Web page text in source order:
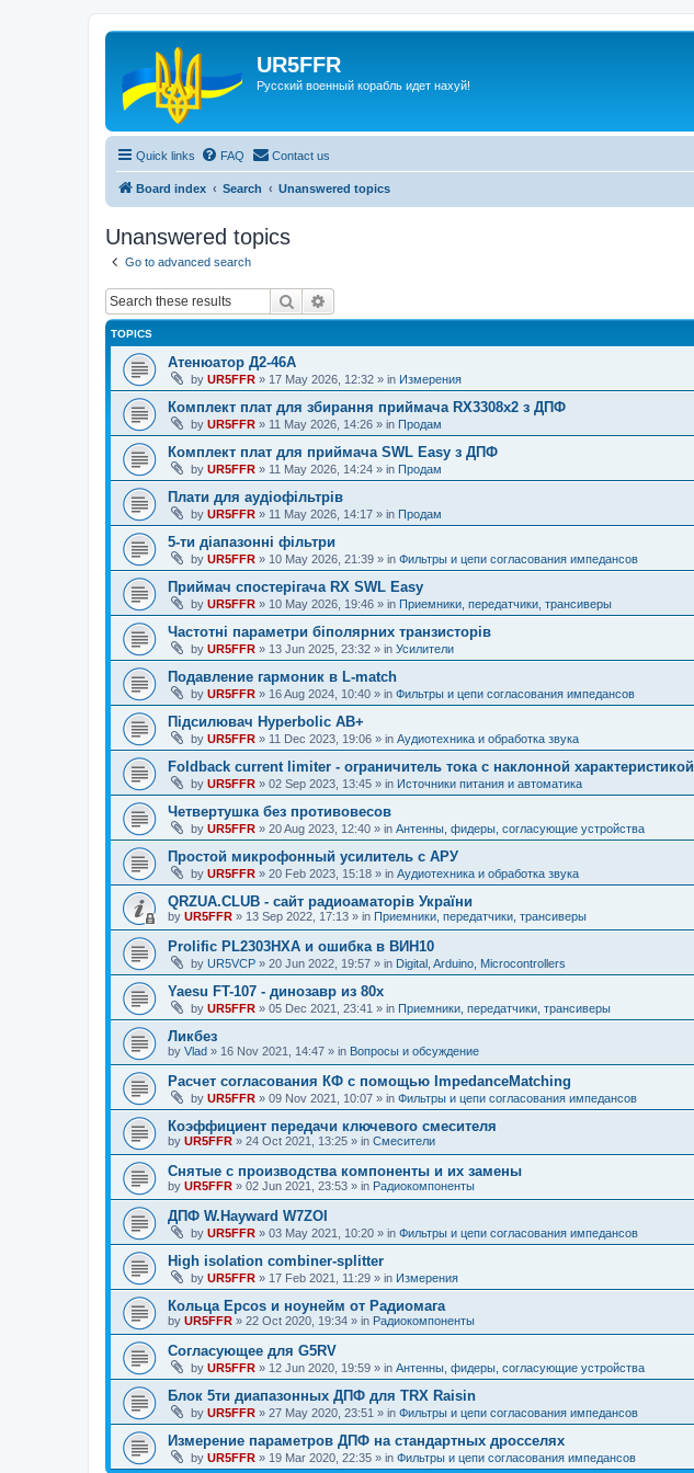
UR5FFR
Русский военный корабль идет нахуй!
Quick links FAQ Contact us
Board index Search Unanswered topics
Unanswered topics
Go to advanced search
Search
TOPICS
Атенюатор Д2-46А
by UR5FFR » 17 May 2026, 12:32 » in Измерения
Комплект плат для збирання приймача RX3308x2 з ДПФ
by UR5FFR » 11 May 2026, 14:26 » in Продам
Комплект плат для приймача SWL Easy з ДПФ
by UR5FFR » 11 May 2026, 14:24 » in Продам
Плати для аудіофільтрів
by UR5FFR » 11 May 2026, 14:17 » in Продам
5-ти діапазонні фільтри
by UR5FFR » 10 May 2026, 21:39 » in Фильтры и цепи согласования импедансов
Приймач спостерігача RX SWL Easy
by UR5FFR » 10 May 2026, 19:46 » in Приемники, передатчики, трансиверы
Частотні параметри біполярних транзисторів
by UR5FFR » 13 Jun 2025, 23:32 » in Усилители
Подавление гармоник в L-match
by UR5FFR » 16 Aug 2024, 10:40 » in Фильтры и цепи согласования импедансов
Підсилювач Hyperbolic AB+
by UR5FFR » 11 Dec 2023, 19:06 » in Аудиотехника и обработка звука
Foldback current limiter - ограничитель тока с наклонной характеристикой
by UR5FFR » 02 Sep 2023, 13:45 » in Источники питания и автоматика
Четвертушка без противовесов
by UR5FFR » 20 Aug 2023, 12:40 » in Антенны, фидеры, согласующие устройства
Простой микрофонный усилитель с АРУ
by UR5FFR » 20 Feb 2023, 15:18 » in Аудиотехника и обработка звука
QRZUA.CLUB - сайт радиоаматорів України
by UR5FFR » 13 Sep 2022, 17:13 » in Приемники, передатчики, трансиверы
Prolific PL2303HXA и ошибка в ВИН10
by UR5VCP » 20 Jun 2022, 19:57 » in Digital, Arduino, Microcontrollers
Yaesu FT-107 - динозавр из 80х
by UR5FFR » 05 Dec 2021, 23:41 » in Приемники, передатчики, трансиверы
Ликбез
by Vlad » 16 Nov 2021, 14:47 » in Вопросы и обсуждение
Расчет согласования КФ с помощью ImpedanceMatching
by UR5FFR » 09 Nov 2021, 10:07 » in Фильтры и цепи согласования импедансов
Коэффициент передачи ключевого смесителя
by UR5FFR » 24 Oct 2021, 13:25 » in Смесители
Снятые с производства компоненты и их замены
by UR5FFR » 02 Jun 2021, 23:53 » in Радиокомпоненты
ДПФ W.Hayward W7ZOI
by UR5FFR » 03 May 2021, 10:20 » in Фильтры и цепи согласования импедансов
High isolation combiner-splitter
by UR5FFR » 17 Feb 2021, 11:29 » in Измерения
Кольца Epcos и ноунейм от Радиомага
by UR5FFR » 22 Oct 2020, 19:34 » in Радиокомпоненты
Согласующее для G5RV
by UR5FFR » 12 Jun 2020, 19:59 » in Антенны, фидеры, согласующие устройства
Блок 5ти диапазонных ДПФ для TRX Raisin
by UR5FFR » 27 May 2020, 23:51 » in Фильтры и цепи согласования импедансов
Измерение параметров ДПФ на стандартных дросселях
by UR5FFR » 19 Mar 2020, 22:35 » in Фильтры и цепи согласования импедансов